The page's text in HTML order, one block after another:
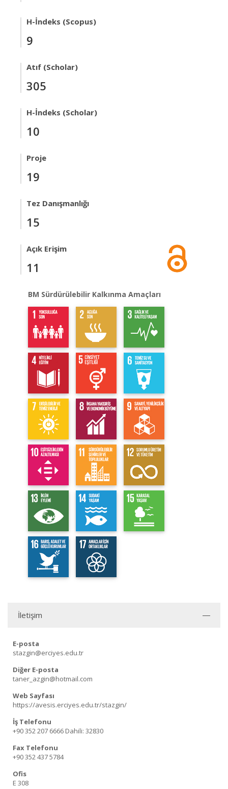
H-İndeks (Scopus)
9
Atıf (Scholar)
305
H-İndeks (Scholar)
10
Proje
19
Tez Danışmanlığı
15
Açık Erişim
11
BM Sürdürülebilir Kalkınma Amaçları
İletişim
E-posta
stazgin@erciyes.edu.tr
Diğer E-posta
taner_azgin@hotmail.com
Web Sayfası
https://avesis.erciyes.edu.tr/stazgin/
İş Telefonu
+90 352 207 6666 Dahili: 32830
Fax Telefonu
+90 352 437 5784
Ofis
E 308